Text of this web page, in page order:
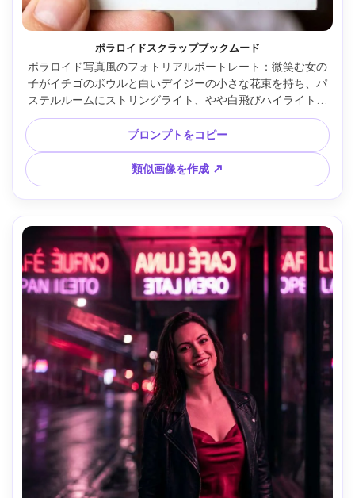
ポラロイドスクラップブックムード
ポラロイド写真風のフォトリアルポートレート：微笑む女の
子がイチゴのボウルと白いデイジーの小さな花束を持ち、パ
ステルルームにストリングライト、やや白飛びハイライト、
ソフトフィルムグレイン＆ダスト、ヴィンテージ調色、
50mm f/2でセンター構図、ノスタルジックなティーンベッド
ルーム美的、ウルトラリアルなディテール --ar 4:5
プロンプトをコピー
類似画像を作成 ↗